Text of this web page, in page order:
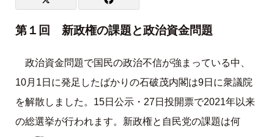
第１回 新政権の課題と政治資金問題
政治資金問題で国民の政治不信が強まっている中、
10月1日に発足したばかりの石破茂内閣は9日に衆議院
を解散しました。15日公示・27日投開票で2021年以来
の総選挙が行われます。新政権と自民党の課題は何